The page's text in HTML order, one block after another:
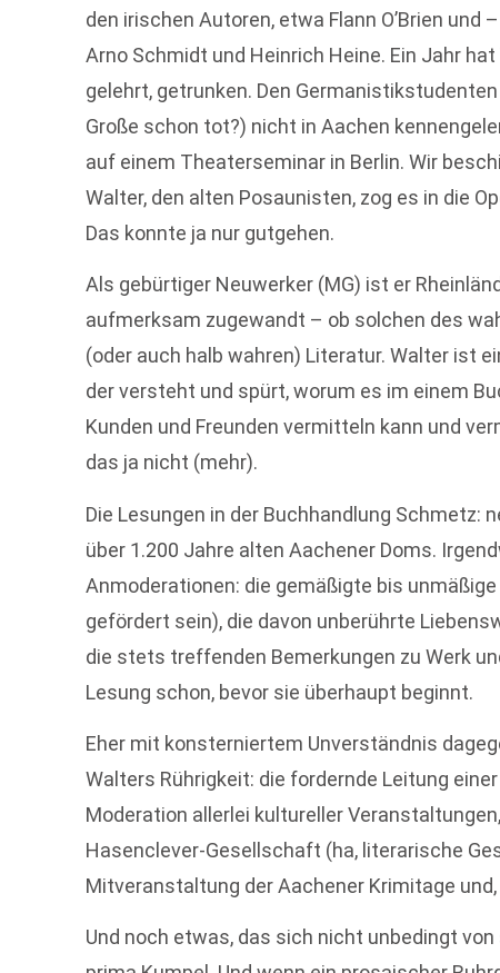
den irischen Autoren, etwa Flann O’Brien
Arno Schmidt und Heinrich Heine. Ein Jahr
gelehrt, getrunken. Den
Große schon tot?) nicht in Aachen
auf einem Theaterseminar in Berlin. Wir
Walter, den alten Posaunisten, zog es in die
Das konnte ja nur gutgehen.
Als gebürtiger Neuwerker (MG) ist er
aufmerksam zugewandt – ob solchen des
(oder auch halb wahren) Literatur. Walter ist
der versteht und spürt, worum es im einem
Kunden und Freunden vermitteln kann und
das ja nicht (mehr).
Die Lesungen in der Buchhandlung Schmetz:
über 1.200 Jahre alten Aachener Doms.
Anmoderationen: die gemäßigte bis
gefördert sein), die davon unberührte
die stets treffenden Bemerkungen zu Werk
Lesung schon, bevor sie überhaupt beginnt.
Eher mit konsterniertem Unverständnis
Walters Rührigkeit: die fordernde Leitung
Moderation allerlei kultureller
Hasenclever-Gesellschaft (ha, literarische
Mitveranstaltung der Aachener Krimitage und,
Und noch etwas, das sich nicht unbedingt